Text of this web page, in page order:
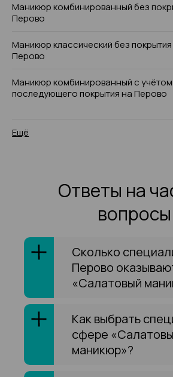
Маникюр комбинированный без
Перово
Маникюр классический без
Перово
Маникюр комбинированный с учётом
последующего покрытия на Перово
Ещё
Ответы на
вопросы
Сколько
Перово
«Салатовый
Как выбрать
сфере
маникюр»?